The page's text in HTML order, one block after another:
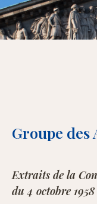
Groupe des
Extraits de la
du 4 octobre 1958